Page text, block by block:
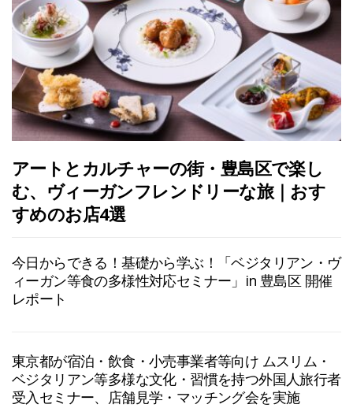
アートとカルチャーの街・豊島区で楽し
む、ヴィーガンフレンドリーな旅｜おす
すめのお店4選
今日からできる！基礎から学ぶ！「ベジタリアン・ヴ
ィーガン等食の多様性対応セミナー」in 豊島区 開催
レポート
東京都が宿泊・飲食・小売事業者等向け ムスリム・
ベジタリアン等多様な文化・習慣を持つ外国人旅行者
受入セミナー、店舗見学・マッチング会を実施